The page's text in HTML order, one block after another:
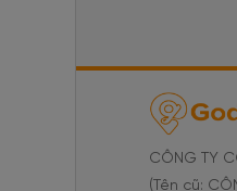
CÔNG TY
(Tên cũ: